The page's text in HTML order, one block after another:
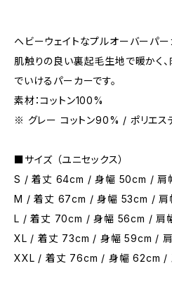
ヘビーウェイトなプルオーバーパー
肌触りの良い裏起毛生地で暖かく
でいけるパーカーです。
素材：コットン100%
※ グレー コットン90% / ポリエス
■サイズ （ユニセックス）
S / 着丈 64cm / 身幅 50cm / 肩
M / 着丈 67cm / 身幅 53cm /
L / 着丈 70cm / 身幅 56cm / 肩
XL / 着丈 73cm / 身幅 59cm /
XXL / 着丈 76cm / 身幅 62cm /